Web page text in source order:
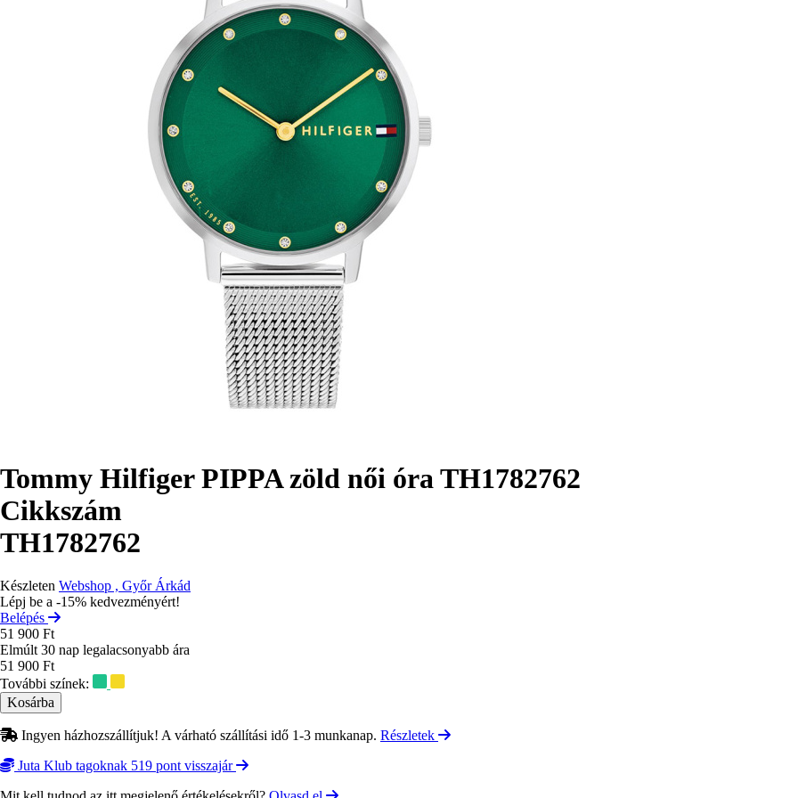
Tommy Hilfiger PIPPA zöld női óra TH1782762
Cikkszám
TH1782762
Készleten Webshop , Győr Árkád
Lépj be a -15% kedvezményért!
Belépés
51 900 Ft
Elmúlt 30 nap legalacsonyabb ára
51 900 Ft
További színek:
Ingyen házhozszállítjuk! A várható szállítási idő 1-3 munkanap. Részletek
Juta Klub tagoknak 519 pont visszajár